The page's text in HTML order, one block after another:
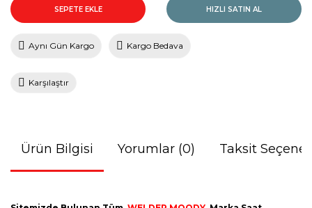
SEPETE EKLE HIZLI SATIN AL
Aynı Gün Kargo Kargo Bedava
Karşılaştır
Ürün Bilgisi Yorumlar (0) Taksit